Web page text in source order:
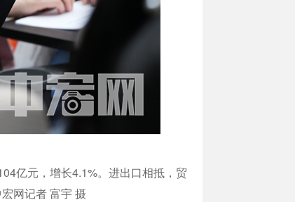
亿元，增长4.1%。进出口相抵，贸
网记者 富宇 摄